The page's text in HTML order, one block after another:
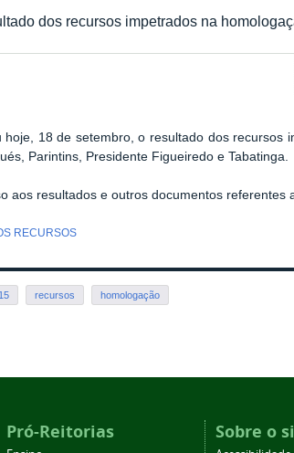
dos recursos impetrados na
hoje, 18 de setembro, o resultado dos
Parintins, Presidente Figueiredo e Tabatinga.
aos resultados e outros documentos referentes
RECURSOS
recursos homologação
Pró-Reitorias Sobre o